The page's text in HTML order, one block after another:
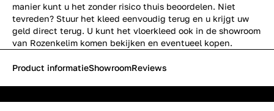
manier kunt u het zonder risico thuis beoordelen. Niet
tevreden? Stuur het kleed eenvoudig terug en u krijgt uw
geld direct terug. U kunt het vloerkleed ook in de showroom
van Rozenkelim komen bekijken en eventueel kopen.
Product informatieShowroomReviews